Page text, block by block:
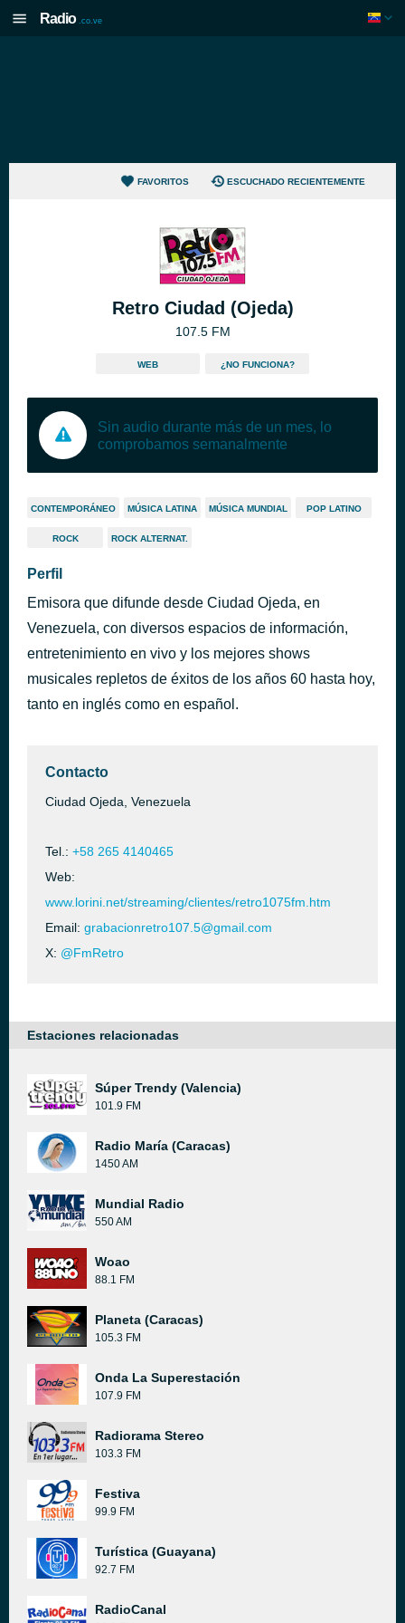
Radio .co.ve
FAVORITOS ESCUCHADO RECIENTEMENTE
Retro Ciudad (Ojeda)
107.5 FM
WEB ¿NO FUNCIONA?
Sin audio durante más de un mes, lo
comprobamos semanalmente
CONTEMPORÁNEO MÚSICA LATINA MÚSICA MUNDIAL POP LATINO
ROCK ROCK ALTERNAT.
Perfil
Emisora que difunde desde Ciudad Ojeda, en
Venezuela, con diversos espacios de información,
entretenimiento en vivo y los mejores shows
musicales repletos de éxitos de los años 60 hasta hoy,
tanto en inglés como en español.
Contacto
Ciudad Ojeda, Venezuela
Tel.: +58 265 4140465
Web:
www.lorini.net/streaming/clientes/retro1075fm.htm
Email: grabacionretro107.5@gmail.com
X: @FmRetro
Estaciones relacionadas
Súper Trendy (Valencia)
101.9 FM
Radio María (Caracas)
1450 AM
Mundial Radio
550 AM
Woao
88.1 FM
Planeta (Caracas)
105.3 FM
Onda La Superestación
107.9 FM
Radiorama Stereo
103.3 FM
Festiva
99.9 FM
Turística (Guayana)
92.7 FM
RadioCanal